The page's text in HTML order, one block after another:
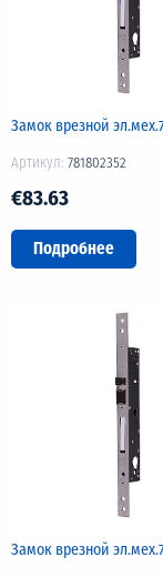
Замок врезной
Артикул: 781802352
€83.63
Подробнее
Замок врезной